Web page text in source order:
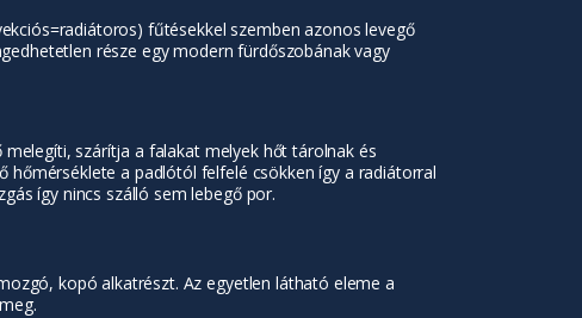
fűtésekkel szemben azonos levegő
része egy modern fürdőszobának vagy
szárítja a falakat melyek hőt tárolnak és
hőmérséklete a padlótól felfelé csökken így a radiátorral
így nincs szálló sem lebegő por.
kopó alkatrészt. Az egyetlen látható eleme a